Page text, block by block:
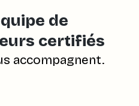
de
certifiés
accompagnent.